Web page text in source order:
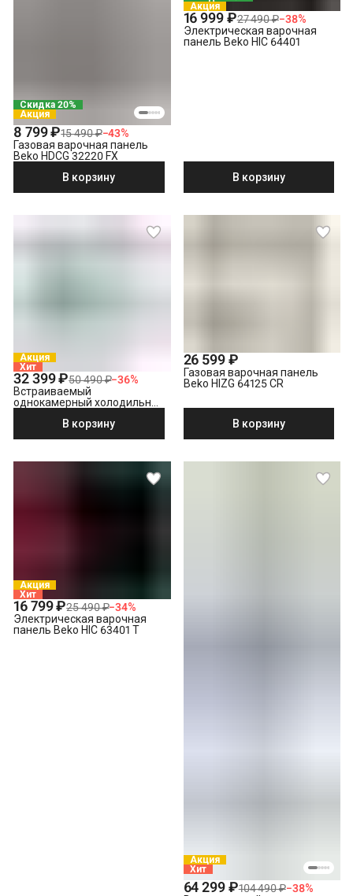
Скидка 20%
Акция
8 799 ₽15 490 ₽−43%
Газовая варочная панель
Beko HDCG 32220 FX
В корзину
Акция
16 999 ₽27 490 ₽−38%
Электрическая варочная
панель Beko HIC 64401
В корзину
Акция
Хит
32 399 ₽50 490 ₽−36%
Встраиваемый
однокамерный холодильник
В корзину
26 599 ₽
Газовая варочная панель
Beko HIZG 64125 CR
В корзину
Акция
Хит
16 799 ₽25 490 ₽−34%
Электрическая варочная
панель Beko HIC 63401 T
Акция
Хит
64 299 ₽104 490 ₽−38%